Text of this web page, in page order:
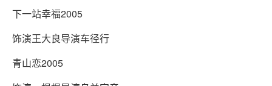
下一站幸福2005
饰演王大良导演车径行
青山恋2005